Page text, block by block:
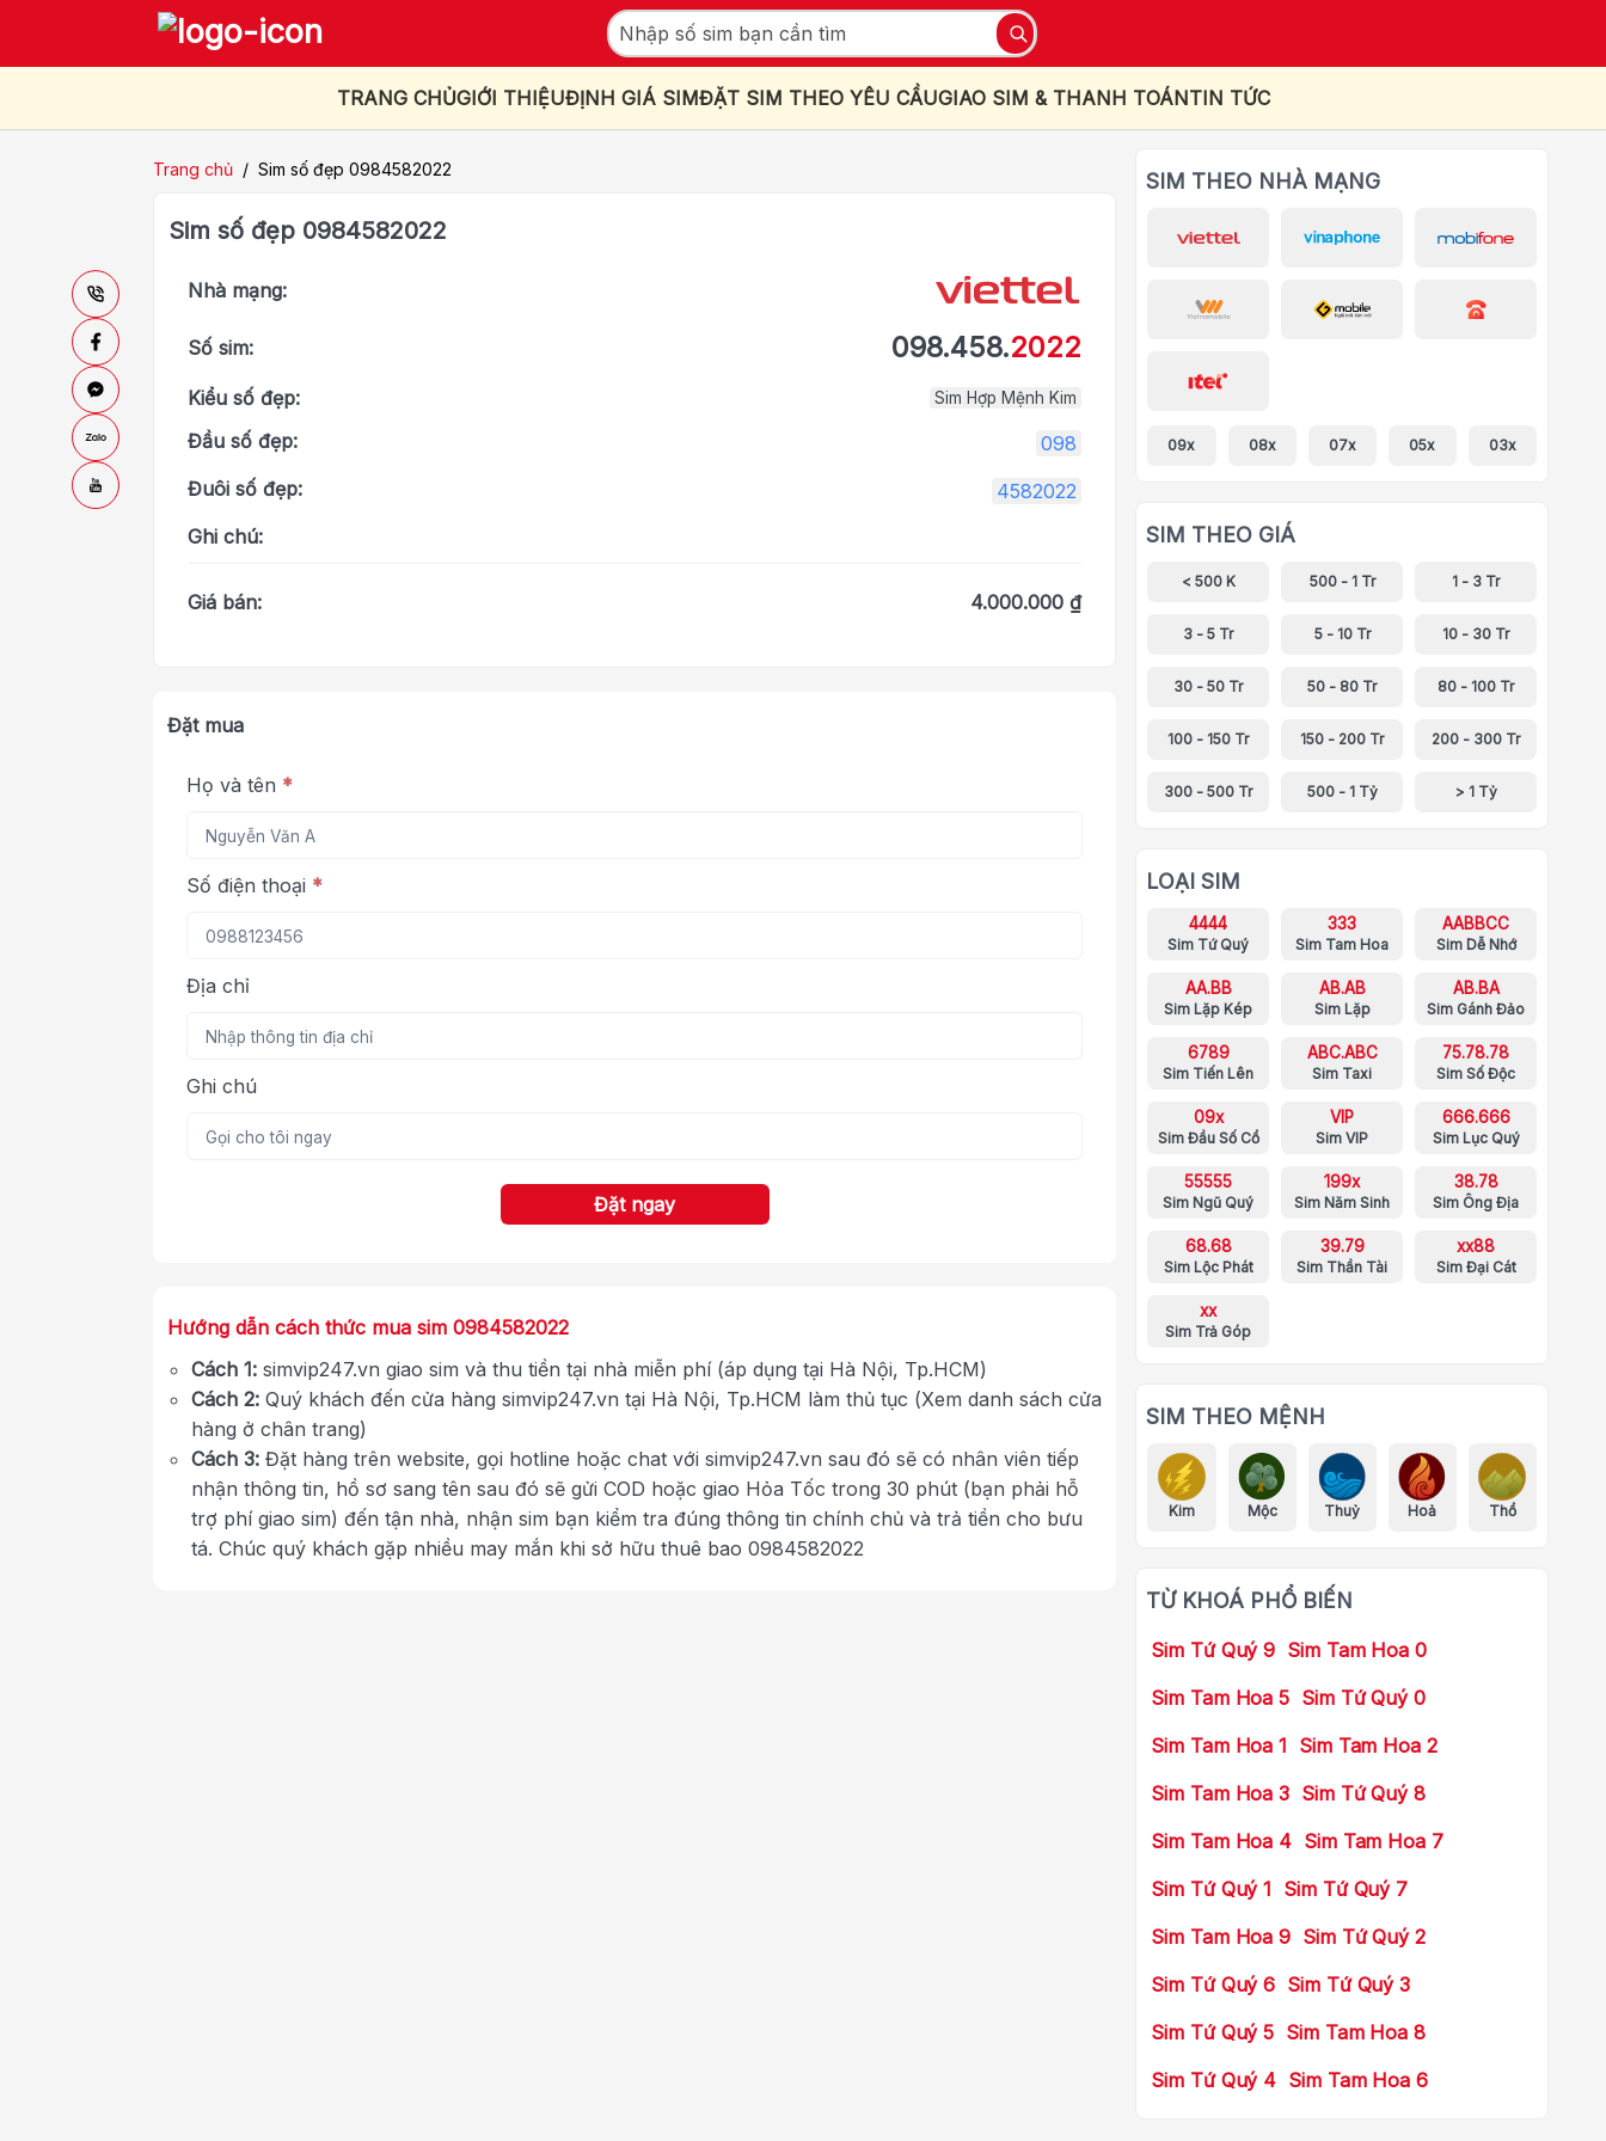
TRANG CHỦGIỚI THIỆUĐỊNH GIÁ SIMĐẶT SIM THEO YÊU CẦUGIAO SIM & THANH TOÁNTIN TỨC
Trang chủ / Sim số đẹp 0984582022
Sim số đẹp 0984582022
Nhà mạng:
Số sim: 098.458.2022
Kiểu số đẹp: Sim Hợp Mệnh Kim
Đầu số đẹp:
098
Đuôi số đẹp:
4582022
Ghi chú:
Giá bán: 4.000.000 ₫
Đặt mua
Họ và tên *
Số điện thoại *
Địa chỉ
Ghi chú
Đặt ngay
Hướng dẫn cách thức mua sim 0984582022
Cách 1: simvip247.vn giao sim và thu tiền tại nhà miễn phí (áp dụng tại Hà Nội, Tp.HCM)
Cách 2: Quý khách đến cửa hàng simvip247.vn tại Hà Nội, Tp.HCM làm thủ tục (Xem danh sách cửa
hàng ở chân trang)
Cách 3: Đặt hàng trên website, gọi hotline hoặc chat với simvip247.vn sau đó sẽ có nhân viên tiếp
nhận thông tin, hồ sơ sang tên sau đó sẽ gửi COD hoặc giao Hỏa Tốc trong 30 phút (bạn phải hỗ
trợ phí giao sim) đến tận nhà, nhận sim bạn kiểm tra đúng thông tin chính chủ và trả tiền cho bưu
tá. Chúc quý khách gặp nhiều may mắn khi sở hữu thuê bao 0984582022
SIM THEO NHÀ MẠNG
09x 08x 07x 05x 03x
SIM THEO GIÁ
< 500 K 500 - 1 Tr 1 - 3 Tr
3 - 5 Tr 5 - 10 Tr 10 - 30 Tr
30 - 50 Tr 50 - 80 Tr 80 - 100 Tr
100 - 150 Tr 150 - 200 Tr 200 - 300 Tr
300 - 500 Tr 500 - 1 Tỷ > 1 Tỷ
LOẠI SIM
4444
Sim Tứ Quý
333
Sim Tam Hoa
AABBCC
Sim Dễ Nhớ
AA.BB
Sim Lặp Kép
AB.AB
Sim Lặp
AB.BA
Sim Gánh Đảo
6789
Sim Tiến Lên
ABC.ABC
Sim Taxi
75.78.78
Sim Số Độc
09x
Sim Đầu Số Cổ
VIP
Sim VIP
666.666
Sim Lục Quý
55555
Sim Ngũ Quý
199x
Sim Năm Sinh
38.78
Sim Ông Địa
68.68
Sim Lộc Phát
39.79
Sim Thần Tài
xx88
Sim Đại Cát
xx
Sim Trả Góp
SIM THEO MỆNH
Kim Mộc Thuỷ Hoả Thổ
TỪ KHOÁ PHỔ BIẾN
Sim Tứ Quý 9 Sim Tam Hoa 0
Sim Tam Hoa 5 Sim Tứ Quý 0
Sim Tam Hoa 1 Sim Tam Hoa 2
Sim Tam Hoa 3 Sim Tứ Quý 8
Sim Tam Hoa 4 Sim Tam Hoa 7
Sim Tứ Quý 1 Sim Tứ Quý 7
Sim Tam Hoa 9 Sim Tứ Quý 2
Sim Tứ Quý 6 Sim Tứ Quý 3
Sim Tứ Quý 5 Sim Tam Hoa 8
Sim Tứ Quý 4 Sim Tam Hoa 6